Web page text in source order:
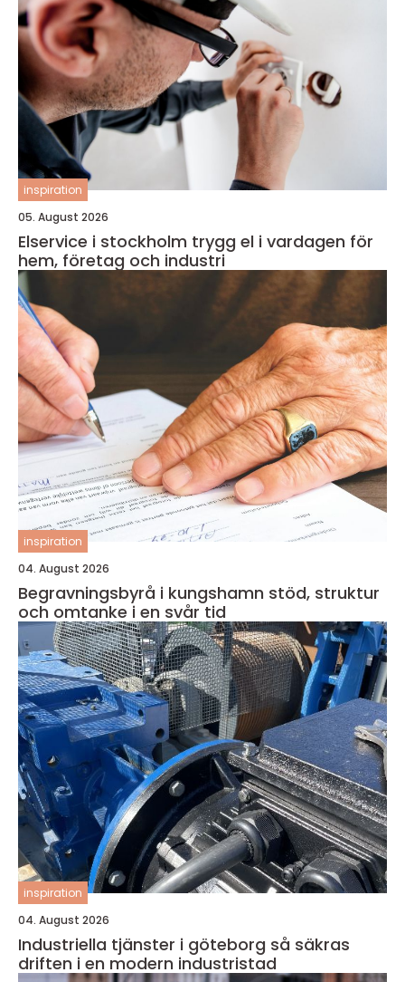
inspiration
05. August 2026
Elservice i stockholm trygg el i vardagen för
hem, företag och industri
inspiration
04. August 2026
Begravningsbyrå i kungshamn stöd, struktur
och omtanke i en svår tid
inspiration
04. August 2026
Industriella tjänster i göteborg så säkras
driften i en modern industristad